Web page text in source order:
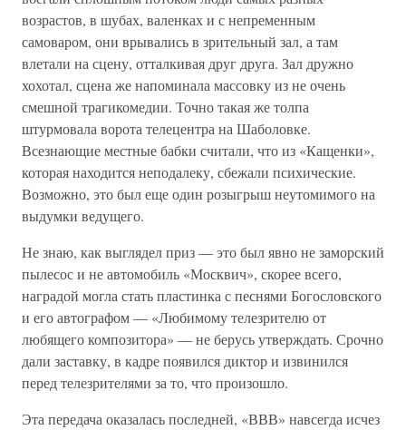
возрастов, в шубах, валенках и с непременным
самоваром, они врывались в зрительный зал, а там
влетали на сцену, отталкивая друг друга. Зал дружно
хохотал, сцена же напоминала массовку из не очень
смешной трагикомедии. Точно такая же толпа
штурмовала ворота телецентра на Шаболовке.
Всезнающие местные бабки считали, что из «Кащенки»,
которая находится неподалеку, сбежали психические.
Возможно, это был еще один розыгрыш неутомимого на
выдумки ведущего.
Не знаю, как выглядел приз — это был явно не заморский
пылесос и не автомобиль «Москвич», скорее всего,
наградой могла стать пластинка с песнями Богословского
и его автографом — «Любимому телезрителю от
любящего композитора» — не берусь утверждать. Срочно
дали заставку, в кадре появился диктор и извинился
перед телезрителями за то, что произошло.
Эта передача оказалась последней, «ВВВ» навсегда исчез